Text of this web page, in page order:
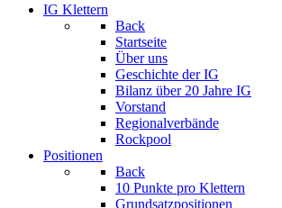
IG Klettern
Back
Startseite
Über uns
Geschichte der IG
Bilanz über 20 Jahre IG
Vorstand
Regionalverbände
Rockpool
Positionen
Back
10 Punkte pro Klettern
Grundsatzpositionen